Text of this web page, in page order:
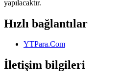
yapılacaktır.
Hızlı bağlantılar
YTPara.Com
İletişim bilgileri